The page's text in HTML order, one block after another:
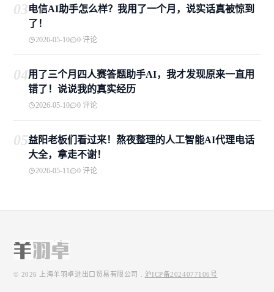
03电信AI助手怎么样？我用了一个月，说实话真被惊到
了！
2026-05-10 0 评论
04用了三个月四人赛答题助手AI，我才发现原来一直用
错了！说说我的真实经历
2026-05-10 0 评论
05益阳老板们看过来！熬夜整理的人工智能AI代理电话
大全，拿走不谢！
2026-05-11 0 评论
© 2026 上海羊羽卓进出口贸易有限公司 沪ICP备2024077106号